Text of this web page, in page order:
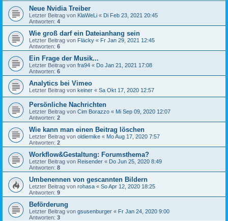
Neue Nvidia Treiber
Letzter Beitrag von KlaWeLi « Di Feb 23, 2021 20:45
Antworten: 4
Wie groß darf ein Dateianhang sein
Letzter Beitrag von Fläcky « Fr Jan 29, 2021 12:45
Antworten: 6
Ein Frage der Musik...
Letzter Beitrag von fra94 « Do Jan 21, 2021 17:08
Antworten: 6
Analytics bei Vimeo
Letzter Beitrag von keiner « Sa Okt 17, 2020 12:57
Persönliche Nachrichten
Letzter Beitrag von Cim Borazzo « Mi Sep 09, 2020 12:07
Antworten: 2
Wie kann man einen Beitrag löschen
Letzter Beitrag von oldiemike « Mo Aug 17, 2020 7:57
Antworten: 2
Workflow&Gestaltung: Forumsthema?
Letzter Beitrag von Reisender « Do Jun 25, 2020 8:49
Antworten: 8
Umbenennen von gescannten Bildern
Letzter Beitrag von rohasa « So Apr 12, 2020 18:25
Antworten: 9
Beförderung
Letzter Beitrag von gsusenburger « Fr Jan 24, 2020 9:00
Antworten: 3